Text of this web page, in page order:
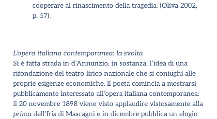
cooperare al rinascimento della tragedia. (Oliva 2002,
p. 57).
L’opera italiana contemporanea: la svolta
Si è fatta strada in d’Annunzio, in sostanza, l’idea di una
rifondazione del teatro lirico nazionale che si coniughi alle
proprie esigenze economiche. Il poeta comincia a mostrarsi
pubblicamente interessato all’opera italiana contemporanea:
il 20 novembre 1898 viene visto applaudire vistosamente alla
primadell’Irisdi Mascagni e in dicembre pubblica un elogio